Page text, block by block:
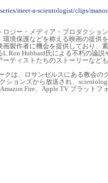
meet-a-scientologist/clips/
ジー・メディア・プロダクショ
境保護などを称える映画の提供
画製作者に機会を提供しており、
Hubbard氏による不朽の論
ティストたちのストーリーなど
は、ロサンゼルスにある教会の
ションズから放送され、
Fire、Apple TV プラットフ